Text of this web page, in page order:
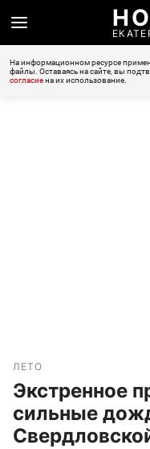
На информационном ресурсе
файлы. Оставаясь на сайте, вы
согласиена их использование.
ЛЕТО
Экстренное
сильные